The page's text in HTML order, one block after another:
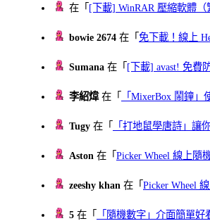
在「 [下載] WinRAR 壓縮軟體（
bowie 2674 在「免下載！線上
Sumana 在「 [下載] avast! 免費
李紹煒在「 「MixerBox 鬧鐘
Tugy 在「 「打地鼠學唐詩」讓
Aston 在「Picker Wheel 線上隨
zeeshy khan 在「Picker Wheel
5 在「 「隨機數字」介面簡單